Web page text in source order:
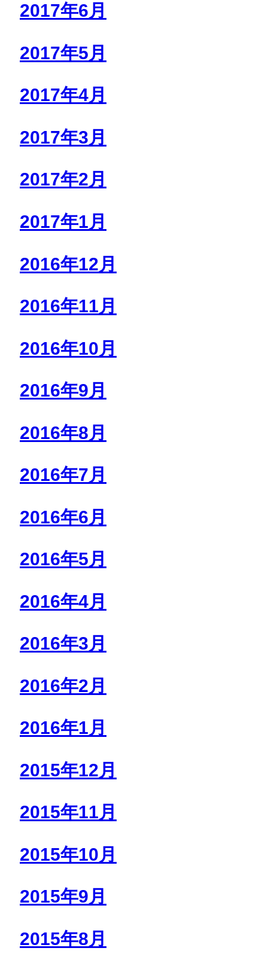
2017年6月
2017年5月
2017年4月
2017年3月
2017年2月
2017年1月
2016年12月
2016年11月
2016年10月
2016年9月
2016年8月
2016年7月
2016年6月
2016年5月
2016年4月
2016年3月
2016年2月
2016年1月
2015年12月
2015年11月
2015年10月
2015年9月
2015年8月